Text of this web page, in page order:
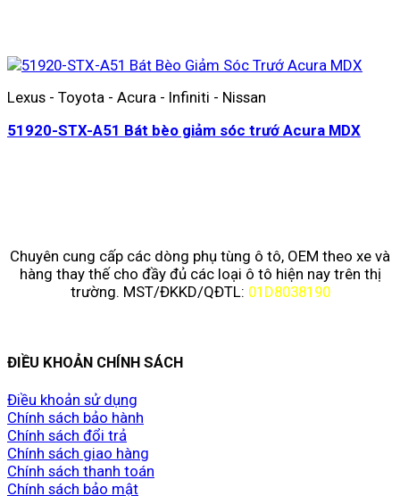
Lexus - Toyota - Acura - Infiniti - Nissan
51920-STX-A51 Bát bèo giảm sóc trướ Acura MDX
Chuyên cung cấp các dòng phụ tùng ô tô, OEM theo xe và
hàng thay thế cho đầy đủ các loại ô tô hiện nay trên thị
trường. MST/ĐKKD/QĐTL: 01D8038190
ĐIỀU KHOẢN CHÍNH SÁCH
Điều khoản sử dụng
Chính sách bảo hành
Chính sách đổi trả
Chính sách giao hàng
Chính sách thanh toán
Chính sách bảo mật